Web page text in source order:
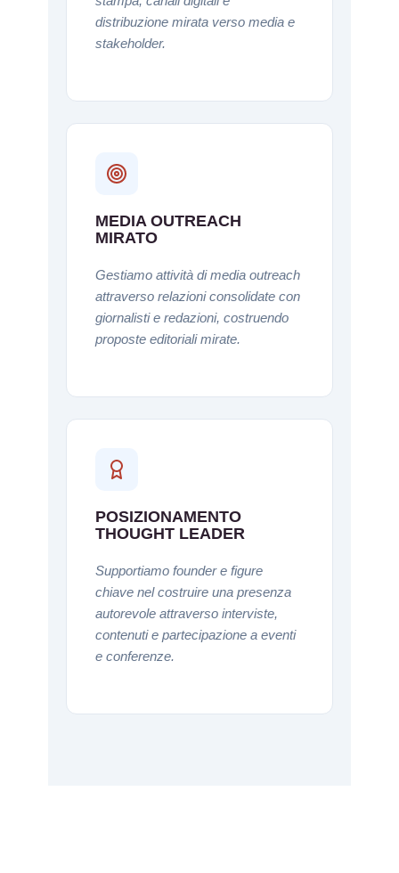
distribuzione mirata verso media e
stakeholder.
MEDIA OUTREACH
MIRATO
Gestiamo attività di media outreach
attraverso relazioni consolidate con
giornalisti e redazioni, costruendo
proposte editoriali mirate.
POSIZIONAMENTO
THOUGHT LEADER
Supportiamo founder e figure
chiave nel costruire una presenza
autorevole attraverso interviste,
contenuti e partecipazione a eventi
e conferenze.